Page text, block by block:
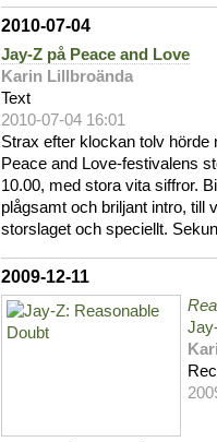
2010-07-04
Jay-Z på Peace and Love
Karin Lillbroända
Text
2010-07-04 16:01
Strax efter klockan tolv
Peace and Love-festivalens
10.00, med stora vita siffror.
plågsamt och briljant intro, till
storslaget och speciellt.
2009-12-11